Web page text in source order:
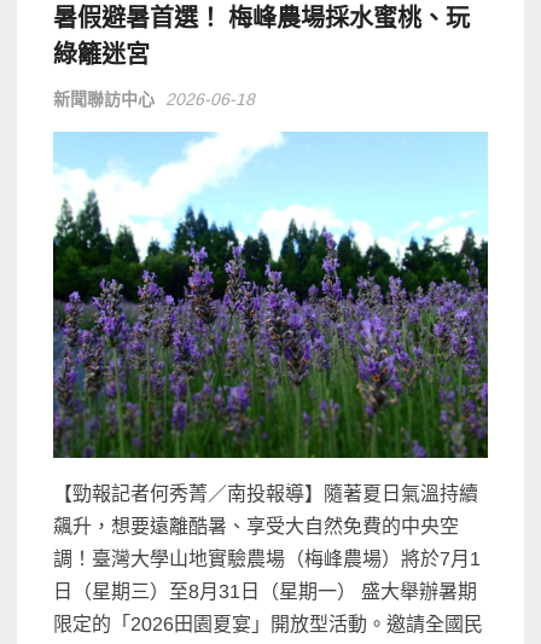
暑假避暑首選！ 梅峰農場採水蜜桃、玩
綠籬迷宮
新聞聯訪中心 2026-06-18
【勁報記者何秀菁／南投報導】隨著夏日氣溫持續
飆升，想要遠離酷暑、享受大自然免費的中央空
調！臺灣大學山地實驗農場（梅峰農場）將於7月1
日（星期三）至8月31日（星期一） 盛大舉辦暑期
限定的「2026田園夏宴」開放型活動。邀請全國民